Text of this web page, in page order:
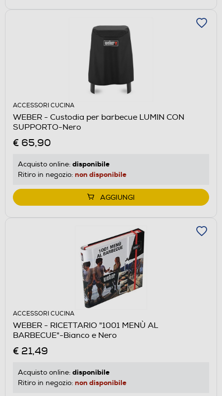
ACCESSORI CUCINA
WEBER - Custodia per barbecue LUMIN CON
SUPPORTO-Nero
€ 65,90
Acquisto online: disponibile
Ritiro in negozio: non disponibile
AGGIUNGI
ACCESSORI CUCINA
WEBER - RICETTARIO "1001 MENÙ AL
BARBECUE"-Bianco e Nero
€ 21,49
Acquisto online: disponibile
Ritiro in negozio: non disponibile